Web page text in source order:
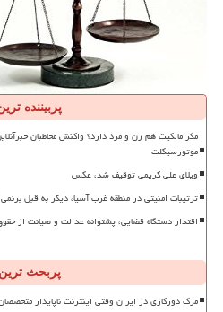
پربیننده
مگر مالکیت هم زن و مرد دارد؟ واکنش مخاطبان
موتورسیکلت
ویلای علی کریمی توقیف شد، عکس
ترتیبات امنیتی در منطقه غرب آسیا، دیگر به قبل
اقتدار دستگاه قضایی، پشتوانه عدالت و صیانت از
پربحث
مرگ دورکاری در ایران وقتی اینترنت ناپایدار